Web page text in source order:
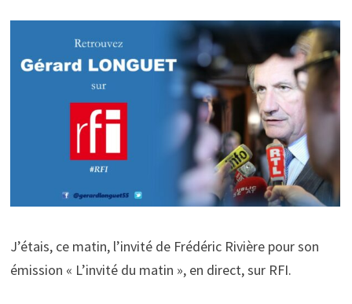
J’étais, ce matin, l’invité de Frédéric Rivière pour son
émission « L’invité du matin », en direct, sur RFI.